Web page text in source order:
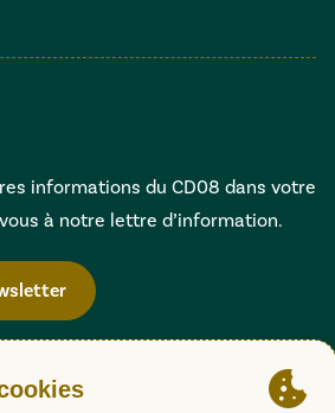
informations du CD08 dans votre
à notre lettre d’information.